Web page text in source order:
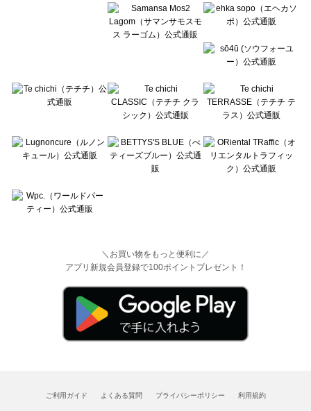
＼お買い物をもっと便利に／
アプリ新規会員登録で100ポイントプレゼント！
ご利用ガイド よくある質問 プライバシーポリシー 利用規約